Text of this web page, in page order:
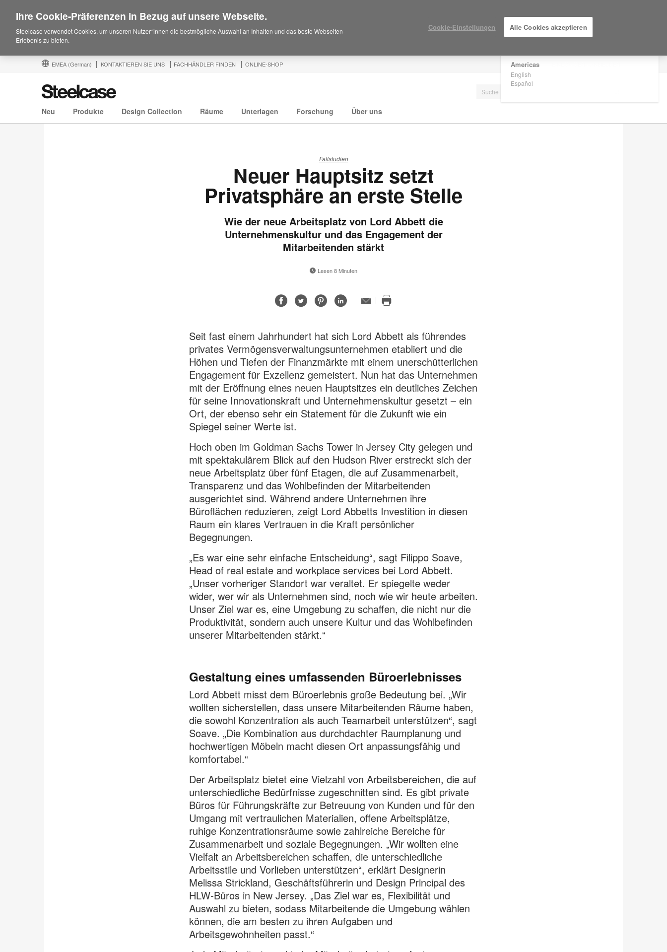
Are you in United States?
Americas
English
Español
EMEA (German) KONTAKTIEREN SIE UNS FACHHÄNDLER FINDEN ONLINE-SHOP
Neu Produkte Design Collection Räume Unterlagen Forschung Über uns
Fallstudien
Neuer Hauptsitz setzt
Privatsphäre an erste Stelle
Wie der neue Arbeitsplatz von Lord Abbett die
Unternehmenskultur und das Engagement der
Mitarbeitenden stärkt
Lesen 8 Minuten
AufAufAufAuf
E-
drucken
Seit fast einem Jahrhundert hat sich Lord Abbett als führendes
privates Vermögensverwaltungsunternehmen etabliert und die
Höhen und Tiefen der Finanzmärkte mit einem unerschütterlichen
Engagement für Exzellenz gemeistert. Nun hat das Unternehmen
mit der Eröffnung eines neuen Hauptsitzes ein deutliches Zeichen
für seine Innovationskraft und Unternehmenskultur gesetzt – ein
Ort, der ebenso sehr ein Statement für die Zukunft wie ein
Spiegel seiner Werte ist.
Hoch oben im Goldman Sachs Tower in Jersey City gelegen und
mit spektakulärem Blick auf den Hudson River erstreckt sich der
neue Arbeitsplatz über fünf Etagen, die auf Zusammenarbeit,
Transparenz und das Wohlbefinden der Mitarbeitenden
ausgerichtet sind. Während andere Unternehmen ihre
Büroflächen reduzieren, zeigt Lord Abbetts Investition in diesen
Raum ein klares Vertrauen in die Kraft persönlicher
Begegnungen.
„Es war eine sehr einfache Entscheidung“, sagt Filippo Soave,
Head of real estate and workplace services bei Lord Abbett.
„Unser vorheriger Standort war veraltet. Er spiegelte weder
wider, wer wir als Unternehmen sind, noch wie wir heute arbeiten.
Unser Ziel war es, eine Umgebung zu schaffen, die nicht nur die
Produktivität, sondern auch unsere Kultur und das Wohlbefinden
unserer Mitarbeitenden stärkt.“
Gestaltung eines umfassenden Büroerlebnisses
Lord Abbett misst dem Büroerlebnis große Bedeutung bei. „Wir
wollten sicherstellen, dass unsere Mitarbeitenden Räume haben,
die sowohl Konzentration als auch Teamarbeit unterstützen“, sagt
Soave. „Die Kombination aus durchdachter Raumplanung und
hochwertigen Möbeln macht diesen Ort anpassungsfähig und
komfortabel.“
Der Arbeitsplatz bietet eine Vielzahl von Arbeitsbereichen, die auf
unterschiedliche Bedürfnisse zugeschnitten sind. Es gibt private
Büros für Führungskräfte zur Betreuung von Kunden und für den
Umgang mit vertraulichen Materialien, offene Arbeitsplätze,
ruhige Konzentrationsräume sowie zahlreiche Bereiche für
Zusammenarbeit und soziale Begegnungen. „Wir wollten eine
Vielfalt an Arbeitsbereichen schaffen, die unterschiedliche
Arbeitsstile und Vorlieben unterstützen“, erklärt Designerin
Melissa Strickland, Geschäftsführerin und Design Principal des
HLW-Büros in New Jersey. „Das Ziel war es, Flexibilität und
Auswahl zu bieten, sodass Mitarbeitende die Umgebung wählen
können, die am besten zu ihren Aufgaben und
Arbeitsgewohnheiten passt.“
Ihre Cookie-Präferenzen in Bezug auf unsere Webseite.
Steelcase verwendet Cookies, um unseren Nutzer*innen die bestmögliche Auswahl an Inhalten und das beste Webseiten-
Erlebenis zu bieten.
Cookie-Einstellungen Alle Cookies akzeptieren